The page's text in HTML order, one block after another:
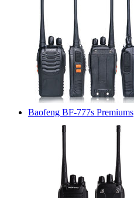
Baofeng BF-777s Premiums